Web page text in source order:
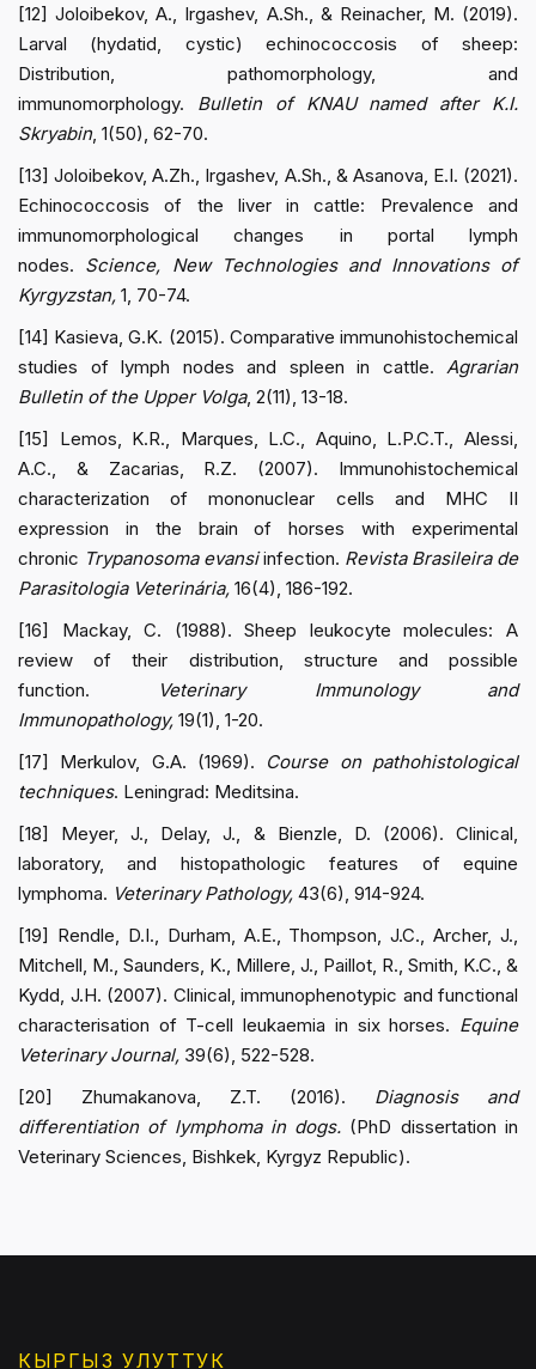
[12] Joloibekov, A., Irgashev, A.Sh., & Reinacher, M. (2019).
Larval (hydatid, cystic) echinococcosis of sheep:
Distribution, pathomorphology, and
immunomorphology. Bulletin of KNAU named after K.I.
Skryabin, 1(50), 62-70.
[13] Joloibekov, A.Zh., Irgashev, A.Sh., & Asanova, E.I. (2021).
Echinococcosis of the liver in cattle: Prevalence and
immunomorphological changes in portal lymph
nodes. Science, New Technologies and Innovations of
Kyrgyzstan, 1, 70-74.
[14] Kasieva, G.K. (2015). Comparative immunohistochemical
studies of lymph nodes and spleen in cattle. Agrarian
Bulletin of the Upper Volga, 2(11), 13-18.
[15] Lemos, K.R., Marques, L.C., Aquino, L.P.C.T., Alessi,
A.C., & Zacarias, R.Z. (2007). Immunohistochemical
characterization of mononuclear cells and MHC II
expression in the brain of horses with experimental
chronic Trypanosoma evansiinfection. Revista Brasileira de
Parasitologia Veterinária, 16(4), 186-192.
[16] Mackay, C. (1988). Sheep leukocyte molecules: A
review of their distribution, structure and possible
function.
Veterinary Immunology and
Immunopathology, 19(1), 1-20.
[17] Merkulov, G.A. (1969). Course on pathohistological
techniques. Leningrad: Meditsina.
[18] Meyer, J., Delay, J., & Bienzle, D. (2006). Clinical,
laboratory, and histopathologic features of equine
lymphoma. Veterinary Pathology, 43(6), 914-924.
[19] Rendle, D.I., Durham, A.E., Thompson, J.C., Archer, J.,
Mitchell, M., Saunders, K., Millere, J., Paillot, R., Smith, K.C., &
Kydd, J.H. (2007). Clinical, immunophenotypic and functional
characterisation of T-cell leukaemia in six horses. Equine
Veterinary Journal, 39(6), 522-528.
[20] Zhumakanova, Z.T. (2016). Diagnosis and
differentiation of lymphoma in dogs. (PhD dissertation in
Veterinary Sciences, Bishkek, Kyrgyz Republic).
КЫРГЫЗ УЛУТТУК